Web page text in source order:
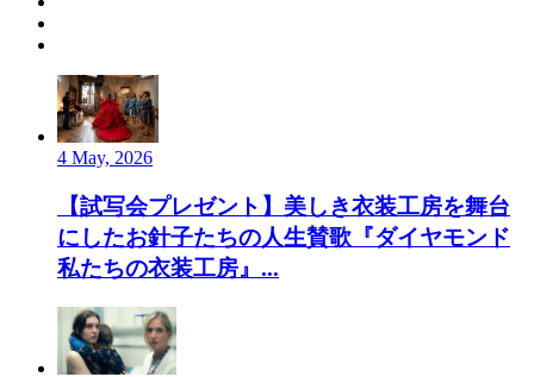
4 May, 2026
【試写会プレゼント】美しき衣装工房を舞台
にしたお針子たちの人生賛歌『ダイヤモンド
私たちの衣装工房』...